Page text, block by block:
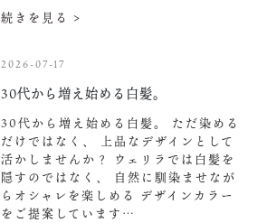
続きを見る >
2026-07-17
30代から増え始める白髪。
30代から増え始める白髪。 ただ染める
だけではなく、 上品なデザインとして
活かしませんか？ ウェリラでは白髪を
隠すのではなく、 自然に馴染ませなが
らオシャレを楽しめる デザインカラー
をご提案しています…